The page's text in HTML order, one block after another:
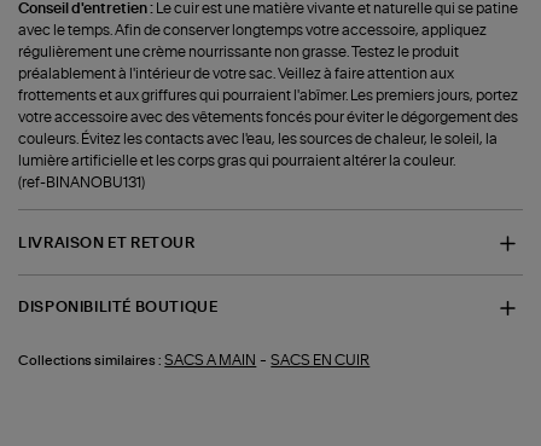
Conseil d'entretien :
Le cuir est une matière vivante et naturelle qui se patine
avec le temps. Afin de conserver longtemps votre accessoire, appliquez
régulièrement une crème nourrissante non grasse. Testez le produit
préalablement à l'intérieur de votre sac. Veillez à faire attention aux
frottements et aux griffures qui pourraient l'abîmer. Les premiers jours, portez
votre accessoire avec des vêtements foncés pour éviter le dégorgement des
couleurs. Évitez les contacts avec l'eau, les sources de chaleur, le soleil, la
lumière artificielle et les corps gras qui pourraient altérer la couleur.
(ref-BINANOBU131)
LIVRAISON ET RETOUR
DISPONIBILITÉ BOUTIQUE
Collections similaires : SACS A MAIN -SACS EN CUIR